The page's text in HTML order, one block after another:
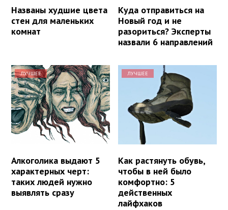
Названы худшие цвета
стен для маленьких
комнат
Куда отправиться на
Новый год и не
разориться? Эксперты
назвали 6 направлений
ЛУЧШЕЕ
Алкоголика выдают 5
характерных черт:
таких людей нужно
выявлять сразу
ЛУЧШЕЕ
Как растянуть обувь,
чтобы в ней было
комфортно: 5
действенных
лайфхаков